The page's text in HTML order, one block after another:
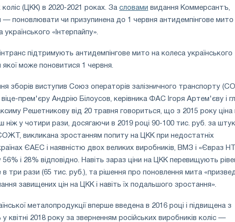
коліс (ЦКК) в 2020-2021 роках. За словами видання Коммерсантъ,
— поновлювати чи призупинена до 1 червня антидемпінгове мито
«Інтерпайпу».
підтримують антидемпінгове мито на колеса українського
якої може поновитися 1 червня.
зборів виступив Союз операторів залізничного транспорту
прем'єру Андрію Білоусов, керівника ФАС Ігоря Артем'єву і
Решетникову від 20 травня говориться, що з 2015 року ціна
ніж у чотири рази, досягаючи в 2019 році 90-100 тис. руб. за
викликана зростанням попиту на ЦКК при недостатніх
ЄАЕС і наявністю двох великих виробників, ВМЗ і «Євраз
і 28% відповідно. Навіть зараз ціни на ЦКК перевищують
три рази (65 тис. руб.), та рішення про поновлення мита
завищених цін на ЦКК і навіть їх подальшого зростання».
металопродукції вперше введена в 2016 році і підвищена з
квітні 2018 року за зверненням російських виробників коліс —